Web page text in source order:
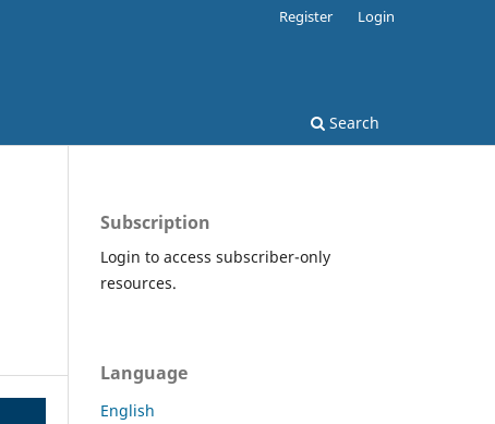
Search
Register Login
Subscription
Login to access subscriber-only
resources.
Language
English